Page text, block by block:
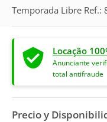
Temporada Libre Ref.:
Locação
Anunciante
total antifraude
Precio y